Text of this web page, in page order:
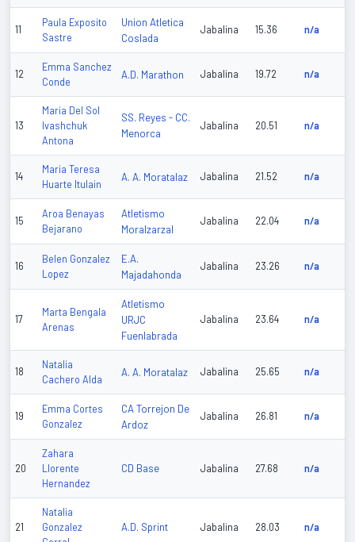
11
Paula Exposito
Sastre
Union Atletica
Coslada
Jabalina 15.36 n/a
12
Emma Sanchez
Conde
A.D. Marathon Jabalina 19.72 n/a
13
Maria Del Sol
Ivashchuk
Antona
SS. Reyes - CC.
Menorca
Jabalina 20.51 n/a
14
Maria Teresa
Huarte Itulain
A. A. Moratalaz Jabalina 21.52 n/a
15
Aroa Benayas
Bejarano
Atletismo
Moralzarzal
Jabalina 22.04 n/a
16
Belen Gonzalez
Lopez
E.A.
Majadahonda
Jabalina 23.26 n/a
17
Marta Bengala
Arenas
Atletismo
URJC
Fuenlabrada
Jabalina 23.64 n/a
18
Natalia
Cachero Alda
A. A. Moratalaz Jabalina 25.65 n/a
19
Emma Cortes
Gonzalez
CA Torrejon De
Ardoz
Jabalina 26.81 n/a
20
Zahara
Llorente
Hernandez
CD Base Jabalina 27.68 n/a
21
Natalia
Gonzalez
A.D. Sprint Jabalina 28.03 n/a